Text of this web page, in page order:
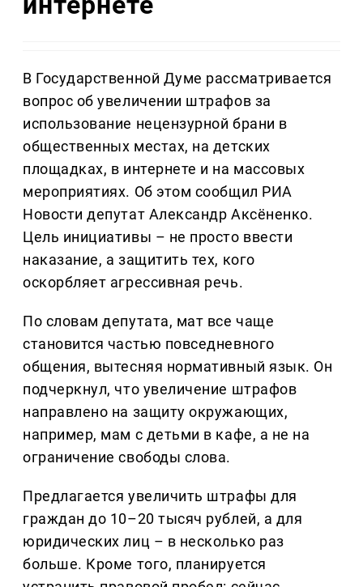
В Государственной Думе рассматривается
вопрос об увеличении штрафов за
использование нецензурной брани в
общественных местах, на детских
площадках, в интернете и на массовых
мероприятиях. Об этом сообщил РИА
Новости депутат Александр Аксёненко.
Цель инициативы – не просто ввести
наказание, а защитить тех, кого
оскорбляет агрессивная речь.
По словам депутата, мат все чаще
становится частью повседневного
общения, вытесняя нормативный язык. Он
подчеркнул, что увеличение штрафов
направлено на защиту окружающих,
например, мам с детьми в кафе, а не на
ограничение свободы слова.
Предлагается увеличить штрафы для
граждан до 10–20 тысяч рублей, а для
юридических лиц – в несколько раз
больше. Кроме того, планируется